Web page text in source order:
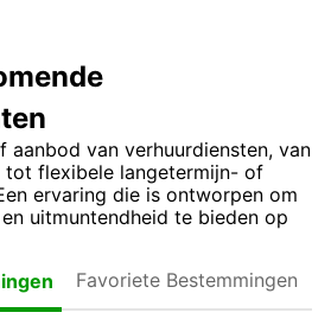
aanbod van verhuurdiensten, van
tot flexibele langetermijn- of
ervaring die is ontworpen om
uitmuntendheid te bieden op
Bestemmingen